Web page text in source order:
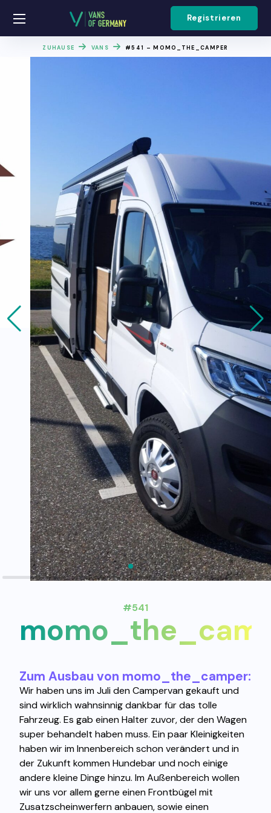
Registrieren
ZUHAUSE VANS #541 – MOMO_THE_CAMPER
#541
Zum Ausbau von momo_the_camper:
Wir haben uns im Juli den Campervan gekauft und
sind wirklich wahnsinnig dankbar für das tolle
Fahrzeug. Es gab einen Halter zuvor, der den Wagen
super behandelt haben muss. Ein paar Kleinigkeiten
haben wir im Innenbereich schon verändert und in
der Zukunft kommen Hundebar und noch einige
andere kleine Dinge hinzu. Im Außenbereich wollen
wir uns vor allem gerne einen Frontbügel mit
Zusatzscheinwerfern anbauen, sowie einen